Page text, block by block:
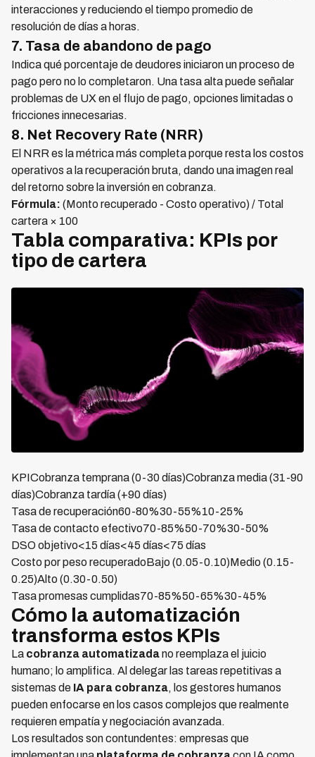
interacciones y reduciendo el tiempo promedio de
resolución de días a horas.
7. Tasa de abandono de pago
Indica qué porcentaje de deudores iniciaron un proceso de
pago pero no lo completaron. Una tasa alta puede señalar
problemas de UX en el flujo de pago, opciones limitadas o
fricciones innecesarias.
8. Net Recovery Rate (NRR)
El NRR es la métrica más completa porque resta los costos
operativos a la recuperación bruta, dando una imagen real
del retorno sobre la inversión en cobranza.
Fórmula: (Monto recuperado - Costo operativo) / Total
cartera × 100
Tabla comparativa: KPIs por
tipo de cartera
KPICobranza temprana (0-30 días)Cobranza media (31-90
días)Cobranza tardía (+90 días)
Tasa de recuperación60-80%30-55%10-25%
Tasa de contacto efectivo70-85%50-70%30-50%
DSO objetivo<15 días<45 días<75 días
Costo por peso recuperadoBajo (0.05-0.10)Medio (0.15-
0.25)Alto (0.30-0.50)
Tasa promesas cumplidas70-85%50-65%30-45%
Cómo la automatización
transforma estos KPIs
La cobranza automatizadano reemplaza el juicio
humano; lo amplifica. Al delegar las tareas repetitivas a
sistemas de IA para cobranza, los gestores humanos
pueden enfocarse en los casos complejos que realmente
requieren empatía y negociación avanzada.
Los resultados son contundentes: empresas que